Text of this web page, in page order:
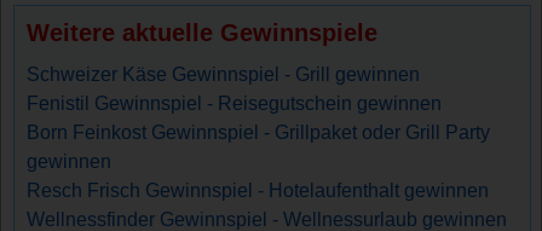
Weitere aktuelle Gewinnspiele
Schweizer Käse Gewinnspiel - Grill gewinnen
Fenistil Gewinnspiel - Reisegutschein gewinnen
Born Feinkost Gewinnspiel - Grillpaket oder Grill Party
gewinnen
Resch Frisch Gewinnspiel - Hotelaufenthalt gewinnen
Wellnessfinder Gewinnspiel - Wellnessurlaub gewinnen